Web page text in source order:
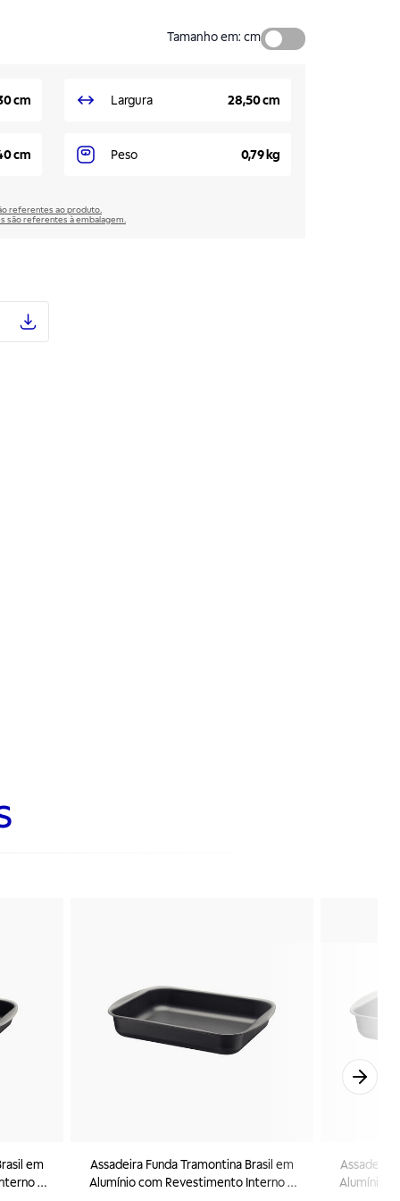
Tamanho em: cm
cm Largura 28,50 cm
cm Peso 0,79 kg
referentes ao produto.
são referentes à embalagem.
em
e
Assadeira Funda Tramontina Brasil em
Alumínio com Revestimento Interno e
Assadeira
Alumínio